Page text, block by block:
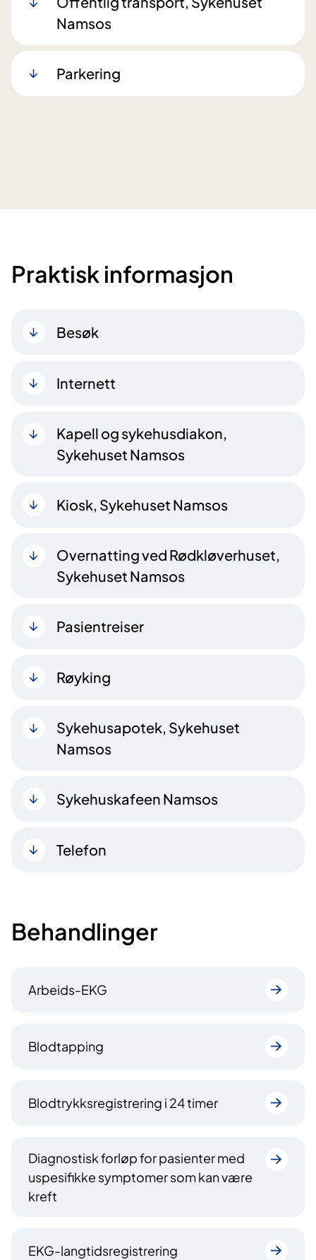
Namsos
Parkering
Praktisk informasjon
Besøk
Internett
Kapell og sykehusdiakon,
Sykehuset Namsos
Kiosk, Sykehuset Namsos
Overnatting ved Rødkløverhuset,
Sykehuset Namsos
Pasientreiser
Røyking
Sykehusapotek, Sykehuset
Namsos
Sykehuskafeen Namsos
Telefon
Behandlinger
Arbeids-EKG
Blodtapping
Blodtrykksregistrering i 24 timer
Diagnostisk forløp for pasienter med
uspesifikke symptomer som kan være
kreft
EKG-langtidsregistrering